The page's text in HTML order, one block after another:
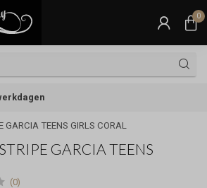
0
GARCIA TEENS GIRLS CORAL
GARCIA TEENS
(0)